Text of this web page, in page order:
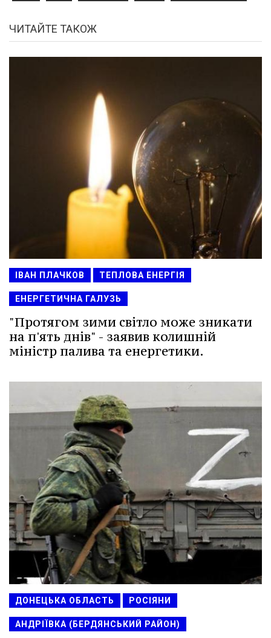
ЧИТАЙТЕ ТАКОЖ
ІВАН ПЛАЧКОВ ТЕПЛОВА ЕНЕРГІЯ
ЕНЕРГЕТИЧНА ГАЛУЗЬ
"Протягом зими світло може зникати
на п'ять днів" - заявив колишній
міністр палива та енергетики.
ДОНЕЦЬКА ОБЛАСТЬ РОСІЯНИ
АНДРІЇВКА (БЕРДЯНСЬКИЙ РАЙОН)